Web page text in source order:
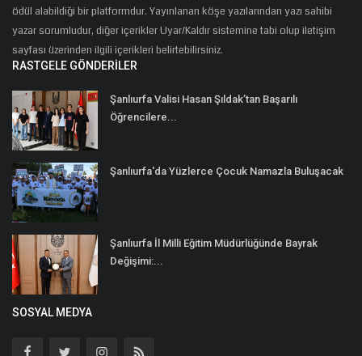
ödül alabildiği bir platformdur. Yayınlanan köşe yazılarından yazı sahibi
yazar sorumludur, diğer içerikler Uyar/Kaldır sistemine tabi olup iletişim
sayfası üzerinden ilgili içerikleri belirtebilirsiniz.
RASTGELE GÖNDERILER
Şanlıurfa Valisi Hasan Şıldak’tan Başarılı
Öğrencilere...
Şanlıurfa'da Yüzlerce Çocuk Namazla Buluşacak
Şanlıurfa İl Milli Eğitim Müdürlüğünde Bayrak
Değişimi:...
SOSYAL MEDYA